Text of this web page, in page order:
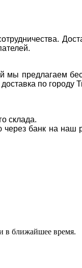
предлагаем
по
склада.
через банк на
в ближайшее время.